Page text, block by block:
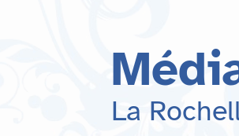
recherche
La